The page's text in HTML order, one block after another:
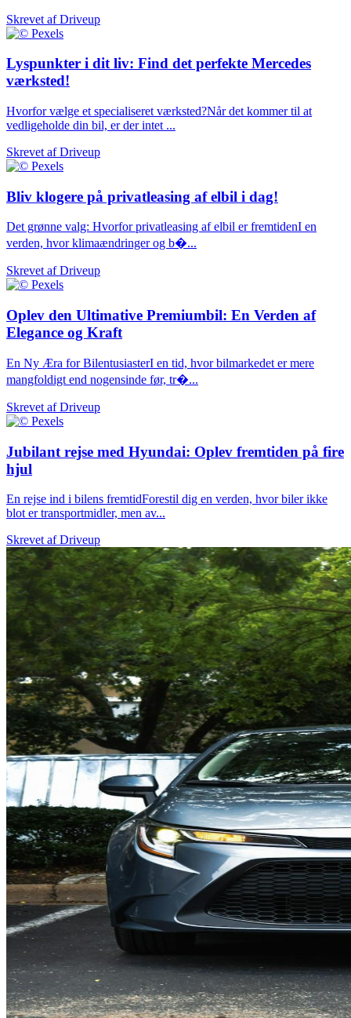
Skrevet afDriveup
Lyspunkter i dit liv: Find det perfekte Mercedes
værksted!
Hvorfor vælge et specialiseret værksted?Når det kommer til at
vedligeholde din bil, er der intet ...
Skrevet afDriveup
Bliv klogere på privatleasing af elbil i dag!
Det grønne valg: Hvorfor privatleasing af elbil er fremtidenI en
verden, hvor klimaændringer og b�...
Skrevet afDriveup
Oplev den Ultimative Premiumbil: En Verden af
Elegance og Kraft
En Ny Æra for BilentusiasterI en tid, hvor bilmarkedet er mere
mangfoldigt end nogensinde før, tr�...
Skrevet afDriveup
Jubilant rejse med Hyundai: Oplev fremtiden på fire
hjul
En rejse ind i bilens fremtidForestil dig en verden, hvor biler ikke
blot er transportmidler, men av...
Skrevet afDriveup